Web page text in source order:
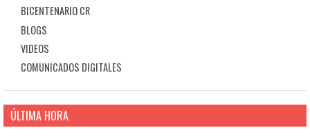
BICENTENARIO CR
BLOGS
VIDEOS
COMUNICADOS DIGITALES
ÚLTIMA HORA